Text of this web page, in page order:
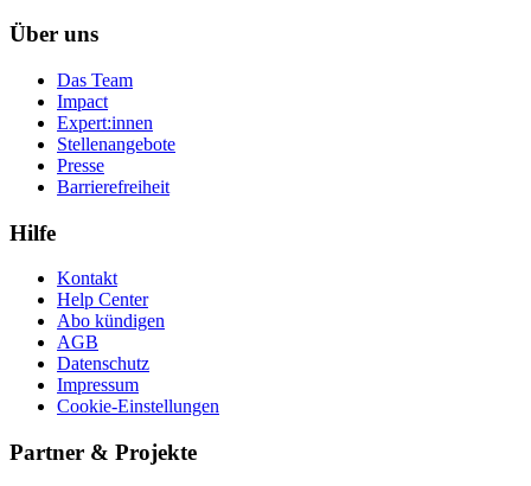
Über uns
Das Team
Impact
Expert:innen
Stellenangebote
Presse
Barrierefreiheit
Hilfe
Kontakt
Help Center
Abo kündigen
AGB
Datenschutz
Impressum
Cookie-Einstellungen
Partner & Projekte